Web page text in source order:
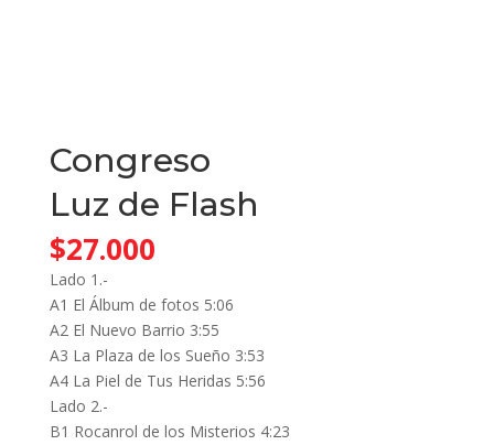
Congreso
Luz de Flash
$27.000
Lado 1.-
A1 El Álbum de fotos 5:06
A2 El Nuevo Barrio 3:55
A3 La Plaza de los Sueño 3:53
A4 La Piel de Tus Heridas 5:56
Lado 2.-
B1 Rocanrol de los Misterios 4:23